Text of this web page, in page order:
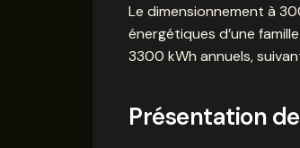
Le dimensionnement à
énergétiques d’une
3300 kWh annuels,
Présentation